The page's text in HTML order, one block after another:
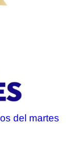
del martes